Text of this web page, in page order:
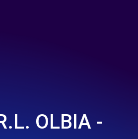
OLBIA -